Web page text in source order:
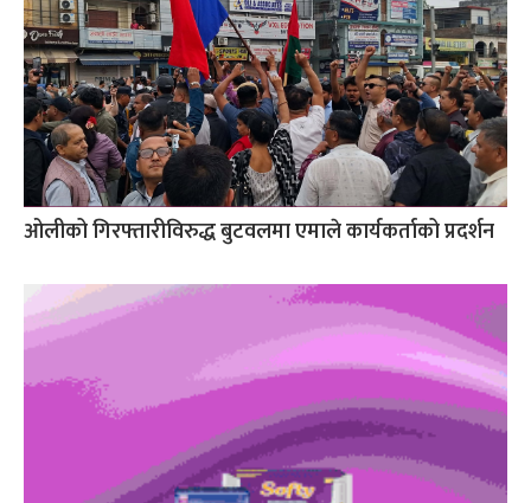
ओलीको गिरफ्तारीविरुद्ध बुटवलमा एमाले कार्यकर्ताको प्रदर्शन